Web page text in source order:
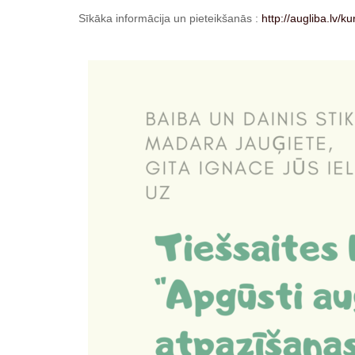
Sīkāka informācija un pieteikšanās : http://augliba.lv/